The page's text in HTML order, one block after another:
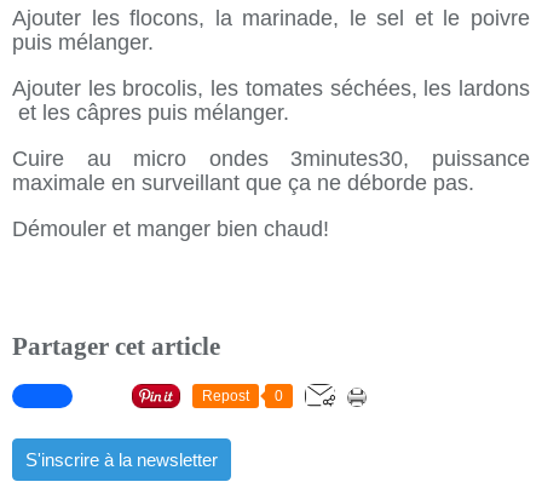
Ajouter les flocons, la marinade, le sel et le poivre
puis mélanger.
Ajouter les brocolis, les tomates séchées, les lardons
et les câpres puis mélanger.
Cuire au micro ondes 3minutes30, puissance
maximale en surveillant que ça ne déborde pas.
Démouler et manger bien chaud!
Partager cet article
Repost 0
S'inscrire à la newsletter